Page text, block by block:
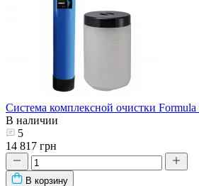
Система комплексной очистки
В наличии
5
14 817 грн
В корзину